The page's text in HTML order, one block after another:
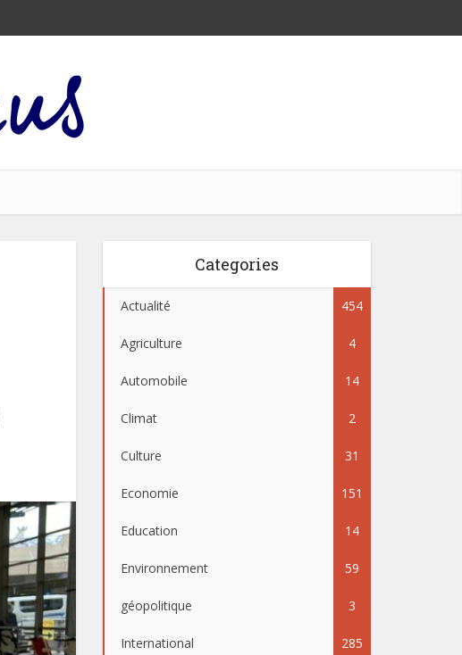
Categories
Actualité 454
Agriculture 4
Automobile 14
Climat 2
Culture 31
Economie 151
Education 14
Environnement 59
géopolitique 3
International 285